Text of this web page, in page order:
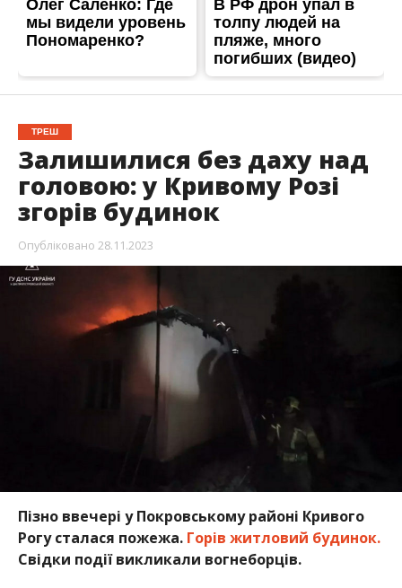
ТРЕШ
Залишилися без даху над
головою: у Кривому Розі
згорів будинок
Опубліковано 28.11.2023
Пізно ввечері у Покровському районі Кривого
Рогу сталася пожежа. Горів житловий будинок.
Свідки події викликали вогнеборців.